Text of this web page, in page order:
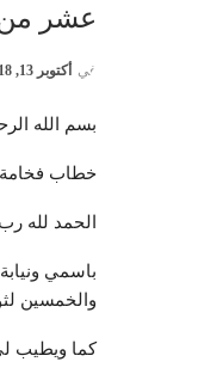
عشر من
في أكتوبر 13, 2018
بسم الله
خطاب فخامة
الحمد لله
باسمي
والخمسين
كما ويطيب